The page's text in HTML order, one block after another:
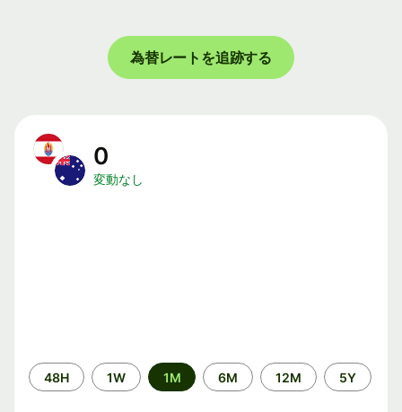
為替レートを追跡する
0
変動なし
期
間
48H 1W 1M 6M 12M 5Y